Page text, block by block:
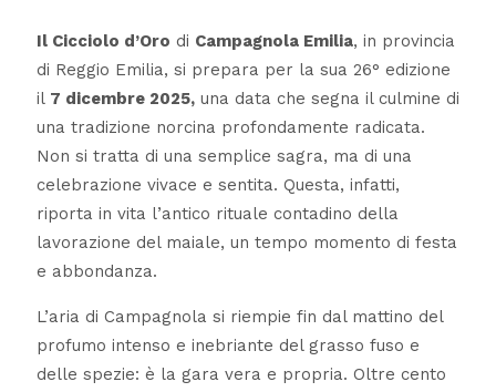
Il Cicciolo d’Oro di Campagnola Emilia, in provincia
di Reggio Emilia, si prepara per la sua 26° edizione
il 7 dicembre 2025,una data che segna il culmine di
una tradizione norcina profondamente radicata.
Non si tratta di una semplice sagra, ma di una
celebrazione vivace e sentita. Questa, infatti,
riporta in vita l’antico rituale contadino della
lavorazione del maiale, un tempo momento di festa
e abbondanza.
L’aria di Campagnola si riempie fin dal mattino del
profumo intenso e inebriante del grasso fuso e
delle spezie: è la gara vera e propria. Oltre cento